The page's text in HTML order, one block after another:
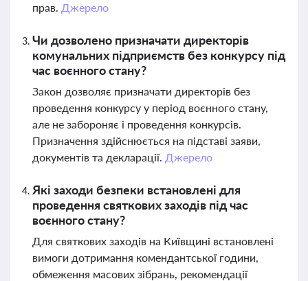
прав. Джерело
Чи дозволено призначати директорів
комунальних підприємств без конкурсу під
час воєнного стану?
Закон дозволяє призначати директорів без
проведення конкурсу у період воєнного стану,
але не забороняє і проведення конкурсів.
Призначення здійснюється на підставі заяви,
документів та декларації. Джерело
Які заходи безпеки встановлені для
проведення святкових заходів під час
воєнного стану?
Для святкових заходів на Київщині встановлені
вимоги дотримання комендантської години,
обмеження масових зібрань, рекомендації